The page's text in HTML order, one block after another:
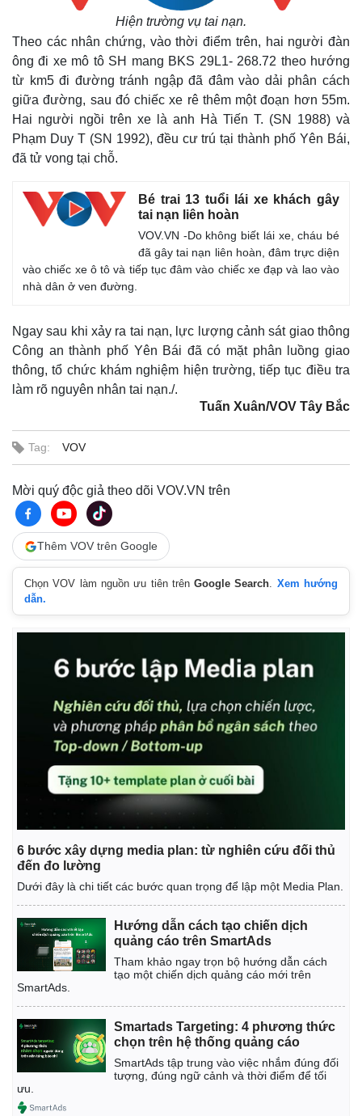
Cuộc sống đó đây
Ảnh
Infographic
Hiện trường vụ tai nạn.
Theo các nhân chứng, vào thời điểm trên, hai người đàn
ông đi xe mô tô SH mang BKS 29L1- 268.72 theo hướng
từ km5 đi đường tránh ngập đã đâm vào dải phân cách
giữa đường, sau đó chiếc xe rê thêm một đoạn hơn 55m.
Hai người ngồi trên xe là anh Hà Tiến T. (SN 1988) và
Phạm Duy T (SN 1992), đều cư trú tại thành phố Yên Bái,
đã tử vong tại chỗ.
Bé trai 13 tuổi lái xe khách gây
tai nạn liên hoàn
VOV.VN -Do không biết lái xe, cháu bé
đã gây tai nạn liên hoàn, đâm trực diện
vào chiếc xe ô tô và tiếp tục đâm vào chiếc xe đạp và lao vào
nhà dân ở ven đường.
Ngay sau khi xảy ra tai nạn, lực lượng cảnh sát giao thông
Công an thành phố Yên Bái đã có mặt phân luồng giao
thông, tổ chức khám nghiệm hiện trường, tiếp tục điều tra
làm rõ nguyên nhân tai nạn./.
Tuấn Xuân/VOV Tây Bắc
Tag: VOV
Mời quý độc giả theo dõi VOV.VN trên
Thêm VOV trên Google
Chọn VOV làm nguồn ưu tiên trênGoogle Search. Xem hướng
dẫn.
6 bước xây dựng media plan: từ nghiên cứu đối thủ
đến đo lường
Dưới đây là chi tiết các bước quan trọng để lập một Media Plan.
Hướng dẫn cách tạo chiến dịch
quảng cáo trên SmartAds
Tham khảo ngay trọn bộ hướng dẫn cách
tạo một chiến dịch quảng cáo mới trên
SmartAds.
Smartads Targeting: 4 phương thức
chọn trên hệ thống quảng cáo
SmartAds tập trung vào việc nhắm đúng đối
tượng, đúng ngữ cảnh và thời điểm để tối
ưu.